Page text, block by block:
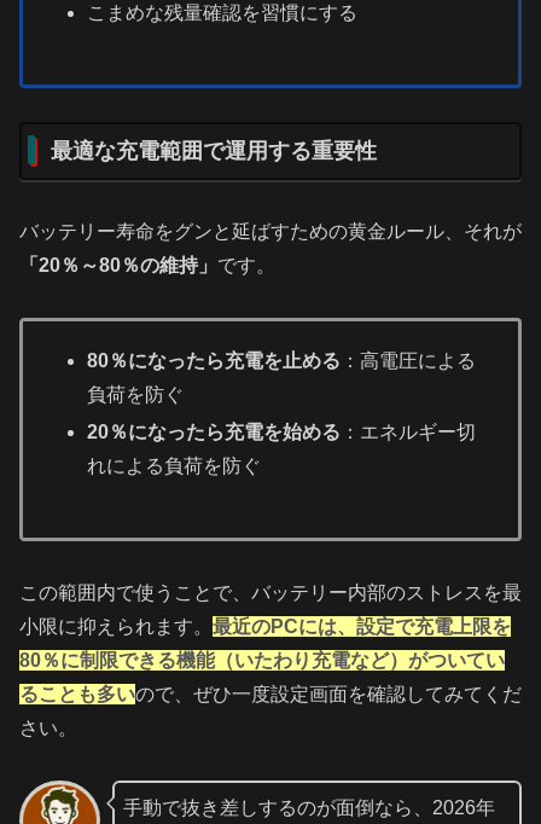
こまめな残量確認を習慣にする
最適な充電範囲で運用する重要性
バッテリー寿命をグンと延ばすための黄金ルール、それが
「20％～80％の維持」 です。
80％になったら充電を止める ：高電圧による
負荷を防ぐ
20％になったら充電を始める ：エネルギー切
れによる負荷を防ぐ
この範囲内で使うことで、バッテリー内部のストレスを最
小限に抑えられます。 最近のPCには、設定で充電上限を
80％に制限できる機能（いたわり充電など）がついてい
ることも多いので、ぜひ一度設定画面を確認してみてくだ
さい。
手動で抜き差しするのが面倒なら、2026年